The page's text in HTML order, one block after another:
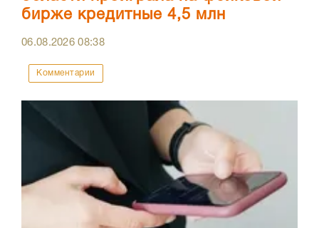
бирже кредитные 4,5 млн
06.08.202608:38
Комментарии